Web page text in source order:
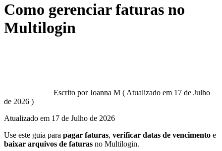
Como gerenciar faturas no
Multilogin
Escrito por Joanna M ( Atualizado em 17 de Julho
de 2026 )
Atualizado em 17 de Julho de 2026
Use este guia para pagar faturas, verificar datas de vencimento e
baixar arquivos de faturas no Multilogin.